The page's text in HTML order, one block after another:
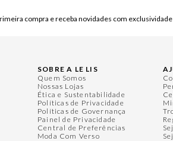
compra e receba novidades com exclusividade
SOBRE A LE LIS
Quem Somos
Nossas Lojas
Ética e Sustentabilidade
Políticas de Privacidade
Políticas de Governança
Painel de Privacidade
Central de Preferências
Moda Com Verso